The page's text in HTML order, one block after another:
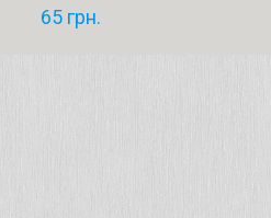
65 грн.